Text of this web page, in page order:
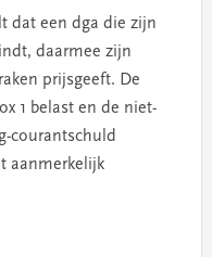
dat een dga die zijn
daarmee zijn
prijsgeeft. De
1 belast en de niet-
courantschuld
aanmerkelijk